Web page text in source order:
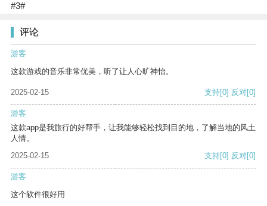
#3#
评论
游客
这款游戏的音乐非常优美，听了让人心旷神怡。
2025-02-15 支持[0] 反对[0]
游客
这款app是我旅行的好帮手，让我能够轻松找到目的地，了解当地的风土
人情。
2025-02-15
支持[0] 反对[0]
游客
这个软件很好用